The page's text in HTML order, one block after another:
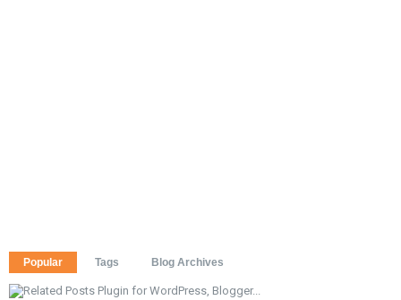
Popular Tags Blog Archives